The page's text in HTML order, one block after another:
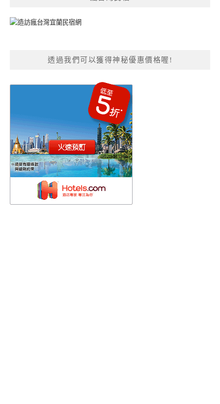
透過我們可以獲得神秘優惠價格喔!